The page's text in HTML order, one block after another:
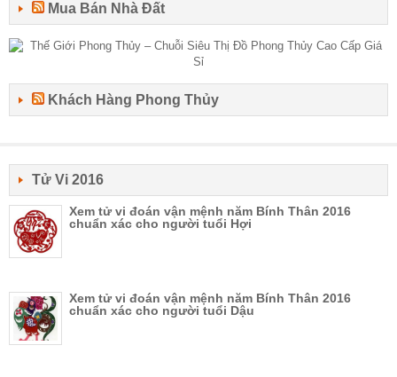
Mua Bán Nhà Đất
Khách Hàng Phong Thủy
Tử Vi 2016
Xem tử vi đoán vận mệnh năm Bính Thân 2016
chuẩn xác cho người tuổi Hợi
Xem tử vi đoán vận mệnh năm Bính Thân 2016
chuẩn xác cho người tuổi Dậu